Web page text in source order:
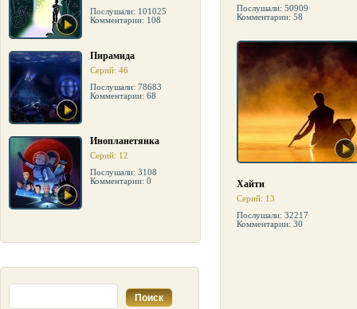
Послушали: 101025
Комментарии: 108
Пирамида
Серий: 46
Послушали: 78683
Комментарии: 68
Инопланетянка
Серий: 12
Послушали: 3108
Комментарии: 0
Послушали: 50909
Комментарии: 58
Хайти
Серий: 13
Послушали: 32217
Комментарии: 30